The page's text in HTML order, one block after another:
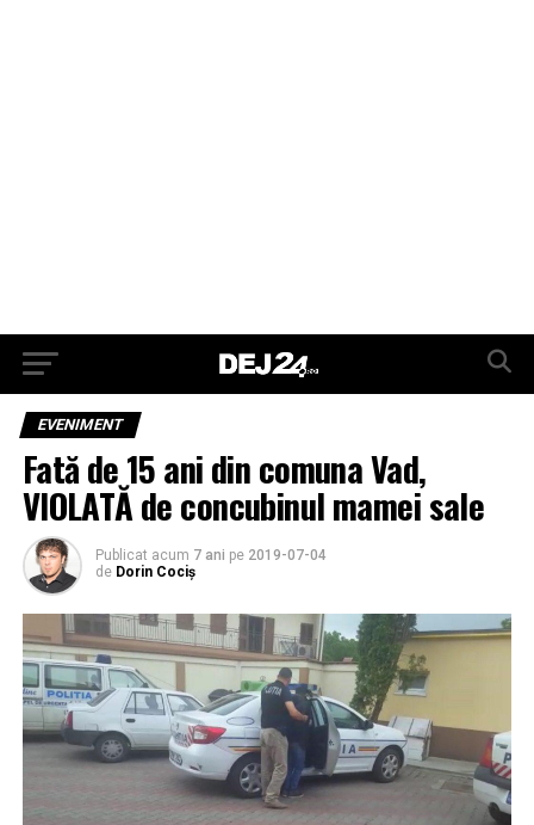
EVENIMENT
Fată de 15 ani din comuna Vad,
VIOLATĂ de concubinul mamei sale
Publicat acum 7 ani pe 2019-07-04
de Dorin Cociș